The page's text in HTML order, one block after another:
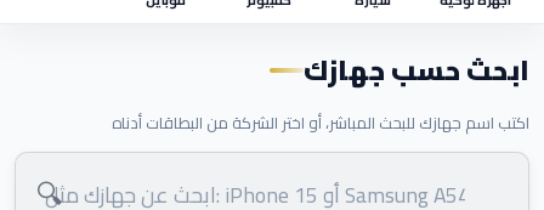
ابحث حسب جهازك
اكتب اسم جهازك للبحث المباشر، أو اختر الشركة من البطاقات أدناه
🔍